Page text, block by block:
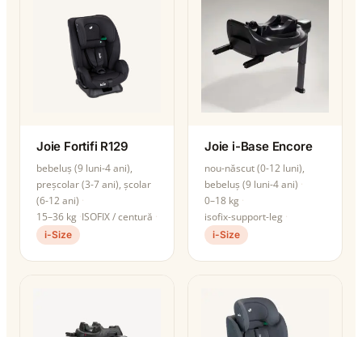
Joie Fortifi R129
bebeluș (9 luni-4 ani),
preșcolar (3-7 ani), școlar
(6-12 ani)
15–36 kg ISOFIX / centură
i-Size
Joie i-Base Encore
nou-născut (0-12 luni),
bebeluș (9 luni-4 ani)
0–18 kg
isofix-support-leg
i-Size